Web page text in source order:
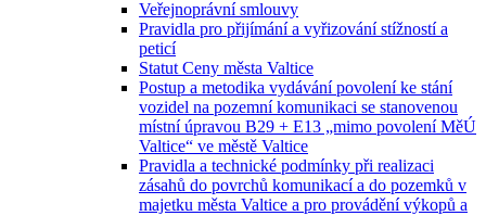
Veřejnoprávní smlouvy
Pravidla pro přijímání a vyřizování stížností a
peticí
Statut Ceny města Valtice
Postup a metodika vydávání povolení ke stání
vozidel na pozemní komunikaci se stanovenou
místní úpravou B29 + E13 „mimo povolení MěÚ
Valtice“ ve městě Valtice
Pravidla a technické podmínky při realizaci
zásahů do povrchů komunikací a do pozemků v
majetku města Valtice a pro provádění výkopů a